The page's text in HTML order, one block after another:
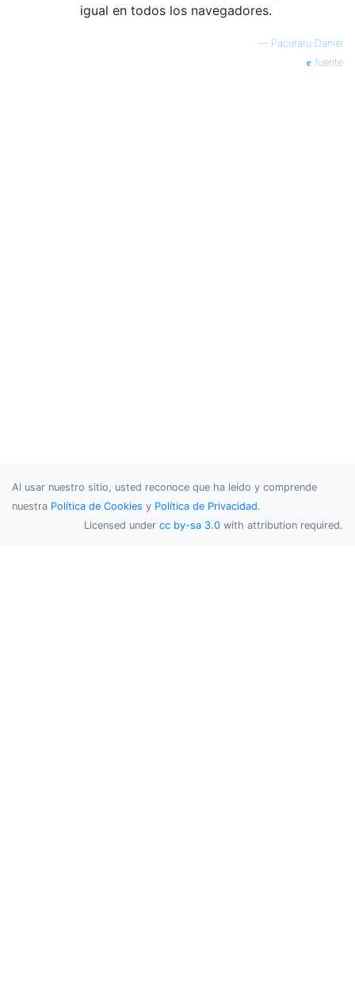
igual en todos los navegadores.
— Pacuraru Daniel
fuente
Al usar nuestro sitio, usted reconoce que ha leído y comprende
nuestra Política de Cookies y Política de Privacidad.
Licensed under cc by-sa 3.0 with attribution required.